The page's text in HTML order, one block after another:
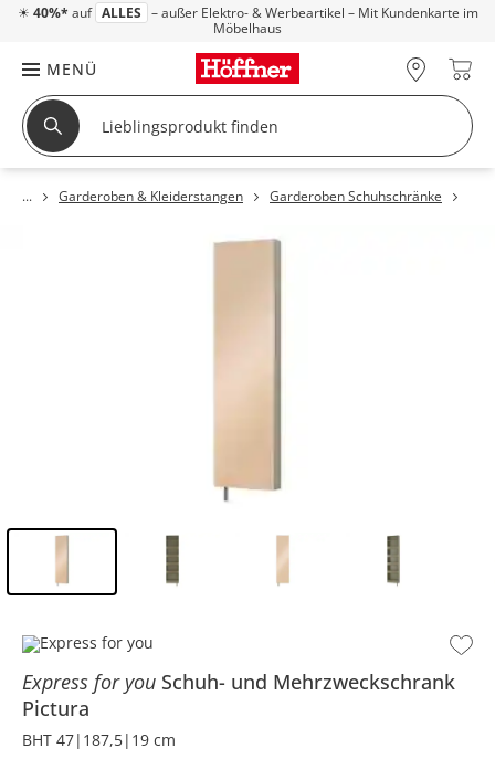
☀ 40%* auf ALLES – außer Elektro- & Werbeartikel – Mit Kundenkarte im
Möbelhaus
MENÜ
Garderoben & Kleiderstangen Garderoben Schuhschränke
Express for you Schuh- und Mehrzweckschrank
Pictura
BHT 47|187,5|19 cm